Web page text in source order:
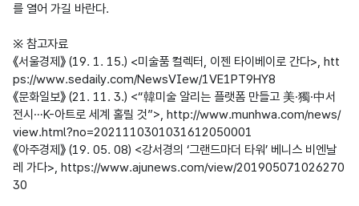
를 열어 가길 바란다.
※ 참고자료
《서울경제》 (19. 1. 15.) <미술품 컬렉터, 이젠 타이베이로 간다>, htt
ps://www.sedaily.com/NewsVIew/1VE1PT9HY8
《문화일보》 (21. 11. 3.) <“韓미술 알리는 플랫폼 만들고 美·獨·中서
전시…K-아트로 세계 홀릴 것”>, http://www.munhwa.com/news/
view.html?no=2021110301031612050001
《아주경제》 (19. 05. 08) <강서경의 ‘그랜드마더 타워’ 베니스 비엔날
레 가다>, https://www.ajunews.com/view/201905071026270